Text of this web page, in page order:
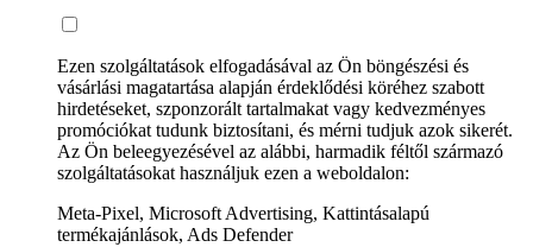
Ezen szolgáltatások elfogadásával az Ön böngészési és
vásárlási magatartása alapján érdeklődési köréhez szabott
hirdetéseket, szponzorált tartalmakat vagy kedvezményes
promóciókat tudunk biztosítani, és mérni tudjuk azok sikerét.
Az Ön beleegyezésével az alábbi, harmadik féltől származó
szolgáltatásokat használjuk ezen a weboldalon:
Meta-Pixel, Microsoft Advertising, Kattintásalapú
termékajánlások, Ads Defender